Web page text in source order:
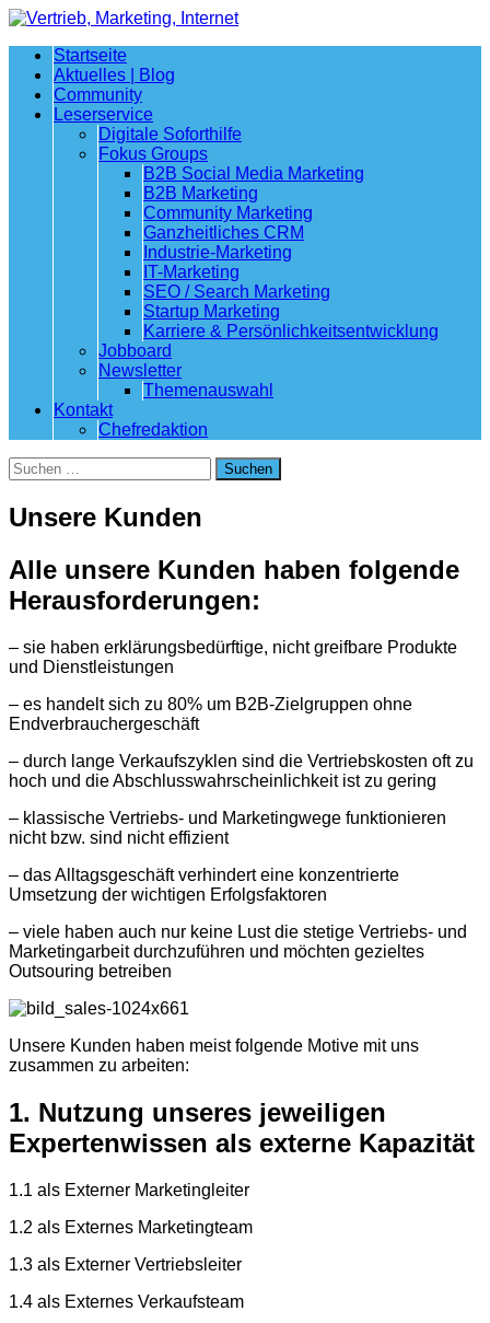
Startseite
Aktuelles | Blog
Community
Leserservice
Digitale Soforthilfe
Fokus Groups
B2B Social Media Marketing
B2B Marketing
Community Marketing
Ganzheitliches CRM
Industrie-Marketing
IT-Marketing
SEO / Search Marketing
Startup Marketing
Karriere & Persönlichkeitsentwicklung
Jobboard
Newsletter
Themenauswahl
Kontakt
Chefredaktion
Suchen
nach:
Unsere Kunden
Alle unsere Kunden haben folgende
Herausforderungen:
– sie haben erklärungsbedürftige, nicht greifbare Produkte
und Dienstleistungen
– es handelt sich zu 80% um B2B-Zielgruppen ohne
Endverbrauchergeschäft
– durch lange Verkaufszyklen sind die Vertriebskosten oft zu
hoch und die Abschlusswahrscheinlichkeit ist zu gering
– klassische Vertriebs- und Marketingwege funktionieren
nicht bzw. sind nicht effizient
– das Alltagsgeschäft verhindert eine konzentrierte
Umsetzung der wichtigen Erfolgsfaktoren
– viele haben auch nur keine Lust die stetige Vertriebs- und
Marketingarbeit durchzuführen und möchten gezieltes
Outsouring betreiben
Unsere Kunden haben meist folgende Motive mit uns
zusammen zu arbeiten:
1. Nutzung unseres jeweiligen
Expertenwissen als externe Kapazität
1.1 als Externer Marketingleiter
1.2 als Externes Marketingteam
1.3 als Externer Vertriebsleiter
1.4 als Externes Verkaufsteam